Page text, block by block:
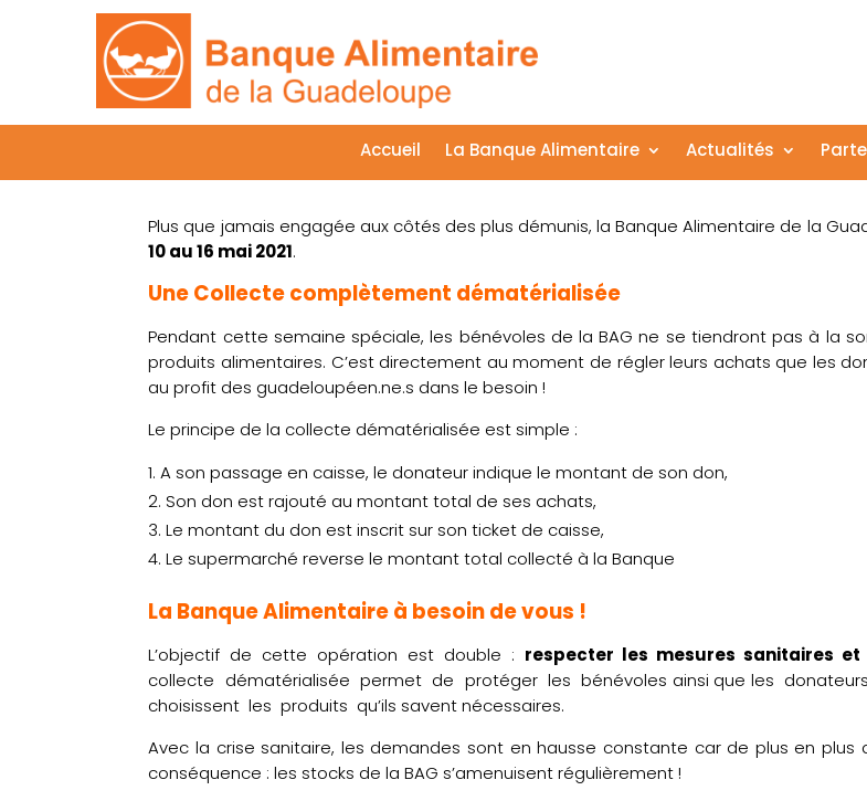
Accueil La Banque Alimentaire Actualités
Plus que jamais engagée aux côtés des plus démunis, la Banque Alimentaire de la
10 au 16 mai 2021.
Une Collecte complètement dématérialisée
Pendant cette semaine spéciale, les bénévoles de la BAG ne se tiendront pas à la
produits alimentaires. C’est directement au moment de régler leurs achats que les
au profit des guadeloupéen.ne.s dans le besoin !
Le principe de la collecte dématérialisée est simple :
A son passage en caisse, le donateur indique le montant de son don,
Son don est rajouté au montant total de ses achats,
Le montant du don est inscrit sur son ticket de caisse,
Le supermarché reverse le montant total collecté à la Banque
La Banque Alimentaire à besoin de vous !
L’objectif de cette opération est double : respecter les mesures sanitaires
collecte dématérialisée permet de protéger les bénévoles ainsi que les
choisissent les produits qu’ils savent nécessaires.
Avec la crise sanitaire, les demandes sont en hausse constante car de plus en
conséquence : les stocks de la BAG s’amenuisent régulièrement !